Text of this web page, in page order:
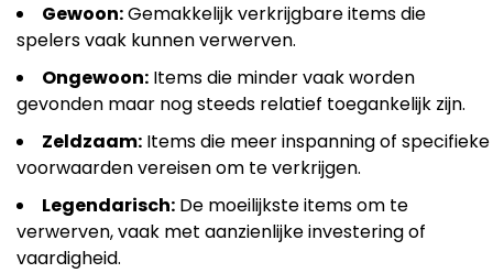
Gewoon:Gemakkelijk verkrijgbare items die
spelers vaak kunnen verwerven.
Ongewoon: Items die minder vaak worden
gevonden maar nog steeds relatief toegankelijk zijn.
Zeldzaam: Items die meer inspanning of specifieke
voorwaarden vereisen om te verkrijgen.
Legendarisch: De moeilijkste items om te
verwerven, vaak met aanzienlijke investering of
vaardigheid.